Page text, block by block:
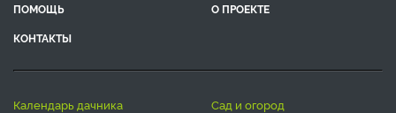
ПОМОЩЬ
О ПРОЕКТЕ
КОНТАКТЫ
календарь дачника
сад и огород